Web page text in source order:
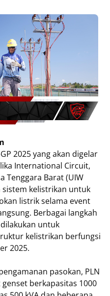
2025 yang akan digelar
International Circuit,
Tenggara Barat (UIW
sistem kelistrikan untuk
listrik selama event
Berbagai langkah
untuk
kelistrikan berfungsi
2025.
pasokan, PLN
berkapasitas 1000